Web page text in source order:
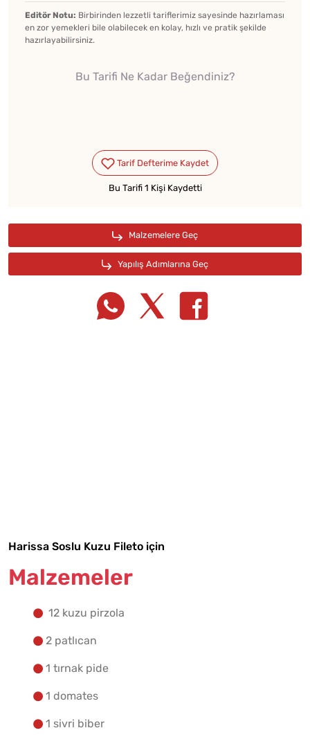
Editör Notu: Birbirinden lezzetli tariflerimiz sayesinde hazırlaması
en zor yemekleri bile olabilecek en kolay, hızlı ve pratik şekilde
hazırlayabilirsiniz.
Bu Tarifi Ne Kadar Beğendiniz?
Bu Tarifi 1 Kişi Kaydetti
Harissa Soslu Kuzu Fileto için
Malzemeler
12 kuzu pirzola
2 patlıcan
1 tırnak pide
1 domates
1 sivri biber